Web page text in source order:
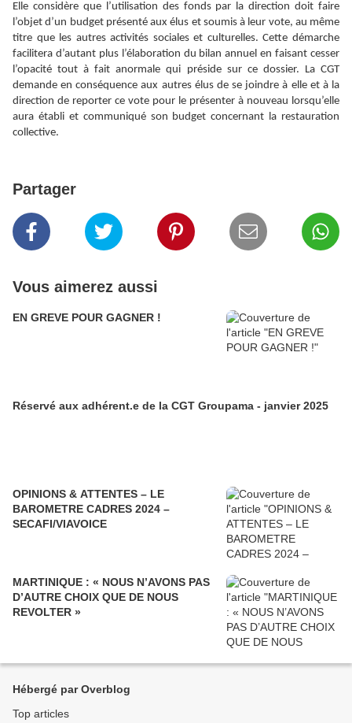
Elle considère que l’utilisation des fonds par la direction doit faire
l’objet d’un budget présenté aux élus et soumis à leur vote, au même
titre que les autres activités sociales et culturelles. Cette démarche
facilitera d’autant plus l’élaboration du bilan annuel en faisant cesser
l’opacité tout à fait anormale qui préside sur ce dossier. La CGT
demande en conséquence aux autres élus de se joindre à elle et à la
direction de reporter ce vote pour le présenter à nouveau lorsqu’elle
aura établi et communiqué son budget concernant la restauration
collective.
Partager
Vous aimerez aussi
EN GREVE POUR GAGNER !
Réservé aux adhérent.e de la CGT Groupama - janvier 2025
OPINIONS & ATTENTES – LE
BAROMETRE CADRES 2024 –
SECAFI/VIAVOICE
MARTINIQUE : « NOUS N’AVONS PAS
D’AUTRE CHOIX QUE DE NOUS
REVOLTER »
Hébergé par Overblog
Top articles